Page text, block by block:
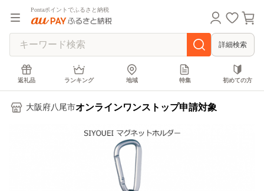
Pontaポイントでふるさと納税
詳細検索
返礼品 ランキング 地域 特集 初めての方
大阪府八尾市オンラインワンストップ申請対象